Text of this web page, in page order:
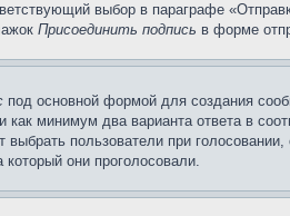
выбор в параграфе
Присоединить подпись в форме
под основной формой для создания
минимум два варианта ответа в
пользователи при
они проголосовали.